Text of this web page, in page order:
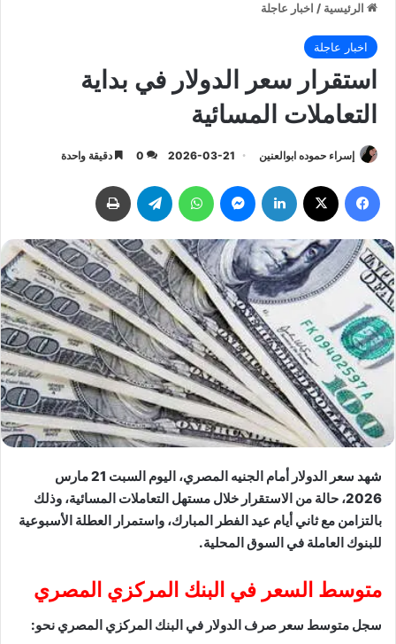
الرئيسية / اخبار عاجلة
اخبار عاجلة
استقرار سعر الدولار في بداية
التعاملات المسائية
إسراء حموده ابوالعنين 2026-03-21
0 دقيقة واحدة
شهد سعر الدولار أمام الجنيه المصري، اليوم السبت 21 مارس
2026، حالة من الاستقرار خلال مستهل التعاملات المسائية، وذلك
بالتزامن مع ثاني أيام عيد الفطر المبارك، واستمرار العطلة الأسبوعية
للبنوك العاملة في السوق المحلية.
متوسط السعر في البنك المركزي المصري
سجل متوسط سعر صرف الدولار في البنك المركزي المصري نحو: